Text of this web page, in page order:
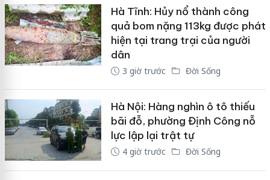
Hà Tĩnh: Hủy nổ thành công
quả bom nặng 113kg được phát
hiện tại trang trại của người
dân
3 giờ trước Đời Sống
Hà Nội: Hàng nghìn ô tô thiếu
bãi đỗ, phường Định Công nỗ
lực lập lại trật tự
4 giờ trước Đời Sống